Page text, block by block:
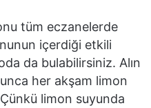
tüm eczanelerde
içerdiği etkili
da bulabilirsiniz. Alın
her akşam limon
limon suyunda